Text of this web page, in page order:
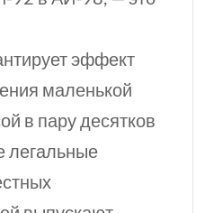
эффект
маленькой
в пару десятков
легальные